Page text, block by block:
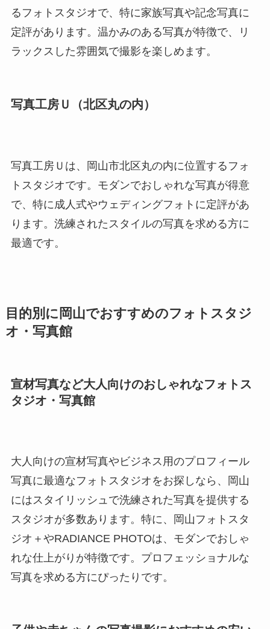
るフォトスタジオで、特に家族写真や記念写真に
定評があります。温かみのある写真が特徴で、リ
ラックスした雰囲気で撮影を楽しめます。
写真工房Ｕ（北区丸の内）
写真工房Ｕは、岡山市北区丸の内に位置するフォ
トスタジオです。モダンでおしゃれな写真が得意
で、特に成人式やウェディングフォトに定評があ
ります。洗練されたスタイルの写真を求める方に
最適です。
目的別に岡山でおすすめのフォトスタジ
オ・写真館
宣材写真など大人向けのおしゃれなフォトス
タジオ・写真館
大人向けの宣材写真やビジネス用のプロフィール
写真に最適なフォトスタジオをお探しなら、岡山
にはスタイリッシュで洗練された写真を提供する
スタジオが多数あります。特に、岡山フォトスタ
ジオ＋やRADIANCE PHOTOは、モダンでおしゃ
れな仕上がりが特徴です。プロフェッショナルな
写真を求める方にぴったりです。